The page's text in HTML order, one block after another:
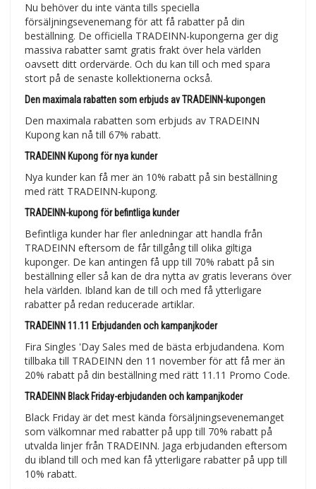
Nu behöver du inte vänta tills speciella
försäljningsevenemang för att få rabatter på din
beställning. De officiella TRADEINN-kupongerna ger dig
massiva rabatter samt gratis frakt över hela världen
oavsett ditt ordervärde. Och du kan till och med spara
stort på de senaste kollektionerna också.
Den maximala rabatten som erbjuds av TRADEINN-kupongen
Den maximala rabatten som erbjuds av TRADEINN
Kupong kan nå till 67% rabatt.
TRADEINN Kupong för nya kunder
Nya kunder kan få mer än 10% rabatt på sin beställning
med rätt TRADEINN-kupong.
TRADEINN-kupong för befintliga kunder
Befintliga kunder har fler anledningar att handla från
TRADEINN eftersom de får tillgång till olika giltiga
kuponger. De kan antingen få upp till 70% rabatt på sin
beställning eller så kan de dra nytta av gratis leverans över
hela världen. Ibland kan de till och med få ytterligare
rabatter på redan reducerade artiklar.
TRADEINN 11.11 Erbjudanden och kampanjkoder
Fira Singles 'Day Sales med de bästa erbjudandena. Kom
tillbaka till TRADEINN den 11 november för att få mer än
20% rabatt på din beställning med rätt 11.11 Promo Code.
TRADEINN Black Friday-erbjudanden och kampanjkoder
Black Friday är det mest kända försäljningsevenemanget
som välkomnar med rabatter på upp till 70% rabatt på
utvalda linjer från TRADEINN. Jaga erbjudanden eftersom
du ibland till och med kan få ytterligare rabatter på upp till
10% rabatt.